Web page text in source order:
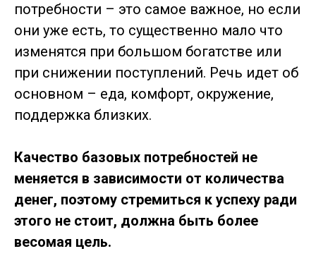
потребности – это самое важное, но если
они уже есть, то существенно мало что
изменятся при большом богатстве или
при снижении поступлений. Речь идет об
основном – еда, комфорт, окружение,
поддержка близких.
Качество базовых потребностей не
меняется в зависимости от количества
денег, поэтому стремиться к успеху ради
этого не стоит, должна быть более
весомая цель.